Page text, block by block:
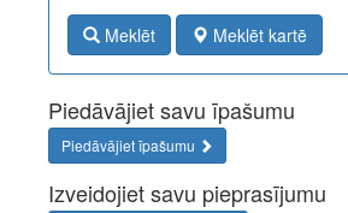
Meklēt Meklēt kartē
Piedāvājiet savu īpašumu
Piedāvājiet īpašumu
Izveidojiet savu pieprasījumu